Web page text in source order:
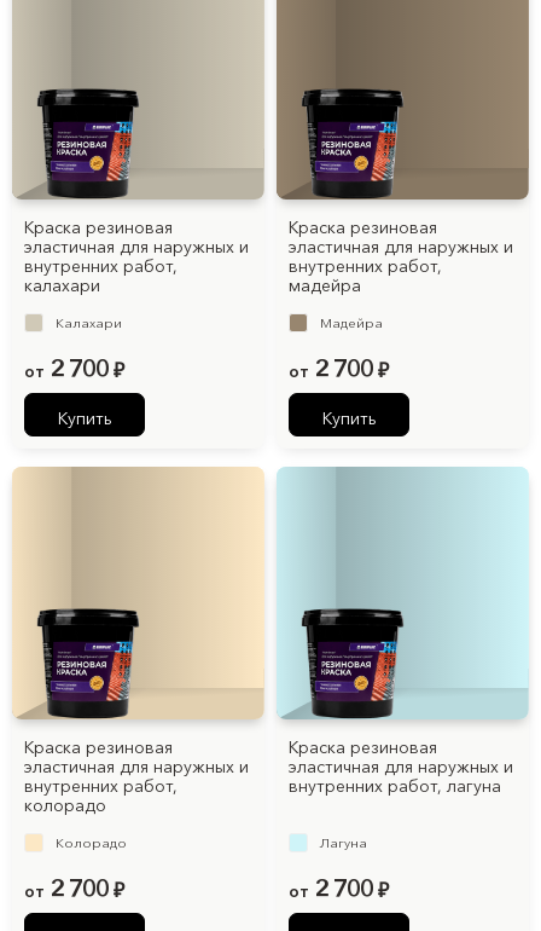
Краска резиновая
эластичная для наружных и
внутренних работ,
калахари
Калахари
от 2 700 ₽
Купить
Краска резиновая
эластичная для наружных и
внутренних работ,
мадейра
Мадейра
от 2 700 ₽
Купить
Краска резиновая
эластичная для наружных и
внутренних работ,
колорадо
Колорадо
от 2 700 ₽
Краска резиновая
эластичная для наружных и
внутренних работ, лагуна
Лагуна
от 2 700 ₽